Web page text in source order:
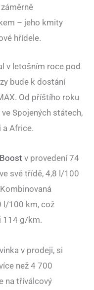
– jeho kmity
hřídele.
v letošním roce pod
bude k dostání
Od příštího roku
Spojených státech,
a Africe.
v provedení 74
své třídě, 4,8 l/100
l/100 km, což
114 g/km.
v prodeji, si
než 4 700
na tříválcový